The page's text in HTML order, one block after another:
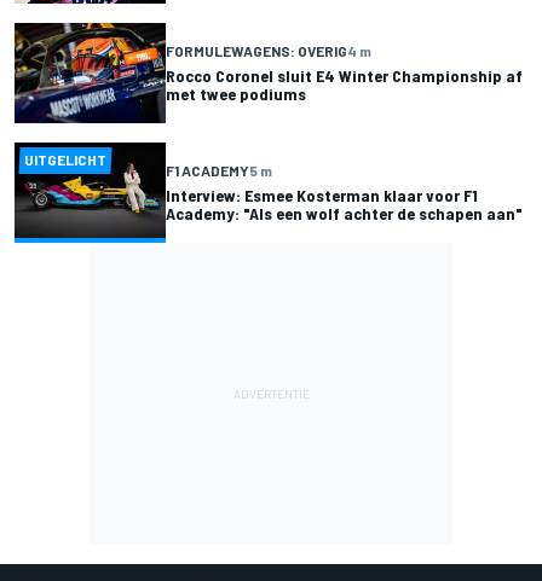
FORMULEWAGENS: OVERIG4 m
Rocco Coronel sluit E4 Winter Championship af
met twee podiums
UITGELICHT
F1 ACADEMY5 m
Interview: Esmee Kosterman klaar voor F1
Academy: "Als een wolf achter de schapen aan"